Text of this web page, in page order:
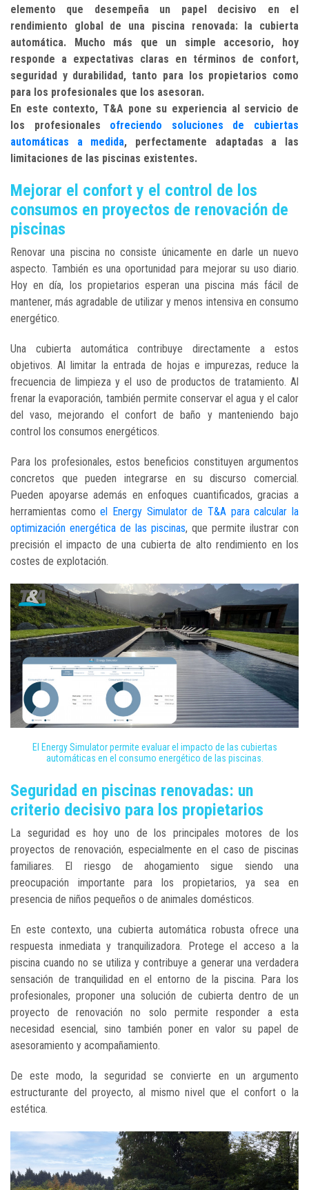
elemento que desempeña un papel decisivo en el
rendimiento global de una piscina renovada: la cubierta
automática. Mucho más que un simple accesorio, hoy
responde a expectativas claras en términos de confort,
seguridad y durabilidad, tanto para los propietarios como
para los profesionales que los asesoran.
En este contexto, T&A pone su experiencia al servicio de
los profesionales ofreciendo soluciones de cubiertas
automáticas a medida, perfectamente adaptadas a las
limitaciones de las piscinas existentes.
Mejorar el confort y el control de los
consumos en proyectos de renovación de
piscinas
Renovar una piscina no consiste únicamente en darle un nuevo
aspecto. También es una oportunidad para mejorar su uso diario.
Hoy en día, los propietarios esperan una piscina más fácil de
mantener, más agradable de utilizar y menos intensiva en consumo
energético.
Una cubierta automática contribuye directamente a estos
objetivos. Al limitar la entrada de hojas e impurezas, reduce la
frecuencia de limpieza y el uso de productos de tratamiento. Al
frenar la evaporación, también permite conservar el agua y el calor
del vaso, mejorando el confort de baño y manteniendo bajo
control los consumos energéticos.
Para los profesionales, estos beneficios constituyen argumentos
concretos que pueden integrarse en su discurso comercial.
Pueden apoyarse además en enfoques cuantificados, gracias a
herramientas comoel Energy Simulator de T&A para calcular la
optimización energética de las piscinas, que permite ilustrar con
precisión el impacto de una cubierta de alto rendimiento en los
costes de explotación.
El Energy Simulator permite evaluar el impacto de las cubiertas
automáticas en el consumo energético de las piscinas.
Seguridad en piscinas renovadas: un
criterio decisivo para los propietarios
La seguridad es hoy uno de los principales motores de los
proyectos de renovación, especialmente en el caso de piscinas
familiares. El riesgo de ahogamiento sigue siendo una
preocupación importante para los propietarios, ya sea en
presencia de niños pequeños o de animales domésticos.
En este contexto, una cubierta automática robusta ofrece una
respuesta inmediata y tranquilizadora. Protege el acceso a la
piscina cuando no se utiliza y contribuye a generar una verdadera
sensación de tranquilidad en el entorno de la piscina. Para los
profesionales, proponer una solución de cubierta dentro de un
proyecto de renovación no solo permite responder a esta
necesidad esencial, sino también poner en valor su papel de
asesoramiento y acompañamiento.
De este modo, la seguridad se convierte en un argumento
estructurante del proyecto, al mismo nivel que el confort o la
estética.